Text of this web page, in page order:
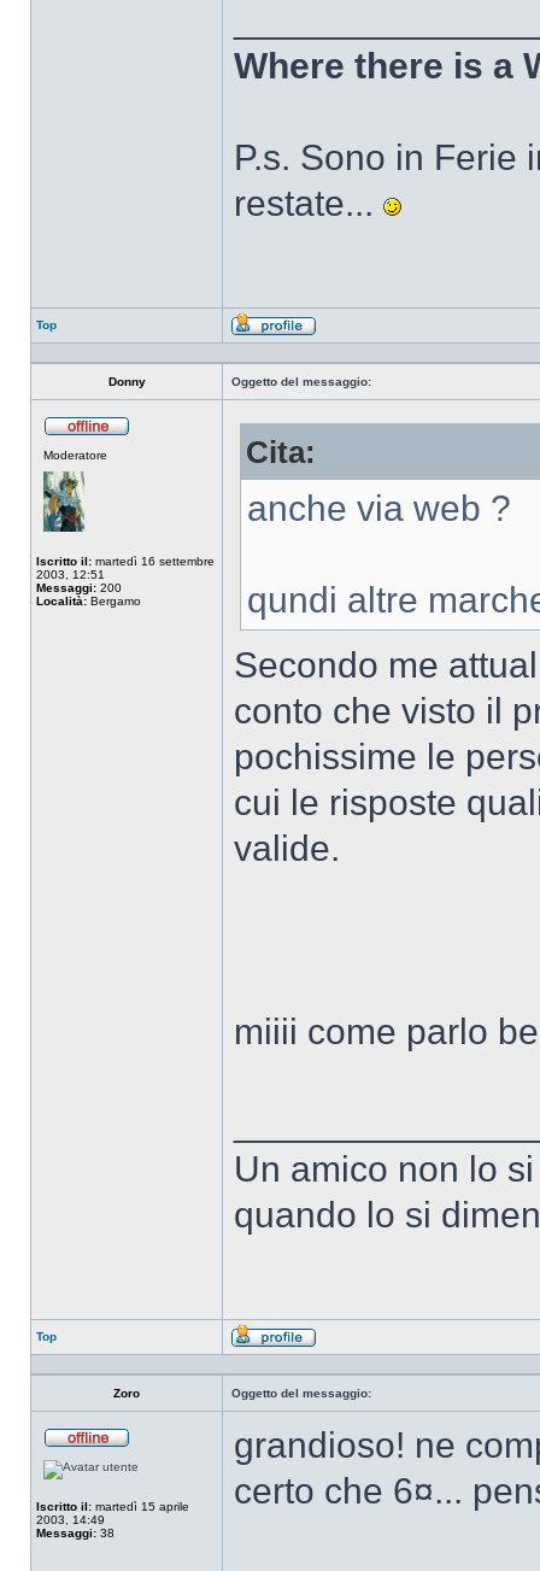
Where there is a
P.s. Sono in Ferie
restate...
Top
Profilo
Donny Oggetto del messaggio:
Moderatore
Iscritto il: martedì 16 settembre
2003, 12:51
Messaggi: 200
Località: Bergamo
Cita:
anche via web ?
qundi altre
Secondo me
conto che visto il
pochissime le
cui le risposte
valide.
miiii come parlo
Un amico non lo
quando lo si
Top
Profilo
Zoro Oggetto del messaggio:
connesso
Iscritto il: martedì 15 aprile
2003, 14:49
Messaggi: 38
grandioso! ne
certo che 6¤...